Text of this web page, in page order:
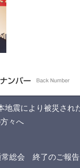
地震により被災され
々へ
総会 終了のご報告